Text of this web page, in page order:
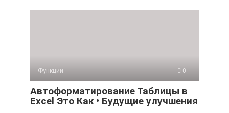
Функции 0
Автоформатирование Таблицы в
Excel Это Как • Будущие улучшения